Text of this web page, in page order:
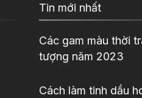
Tin mới nhất
Các gam màu thời
tượng năm 2023
Cách làm tinh dầu